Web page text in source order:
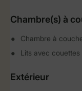
Chambre(s) à
Chambre à
Lits avec couettes
Extérieur